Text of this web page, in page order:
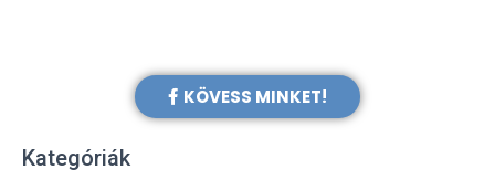
KÖVESS MINKET!
Kategóriák